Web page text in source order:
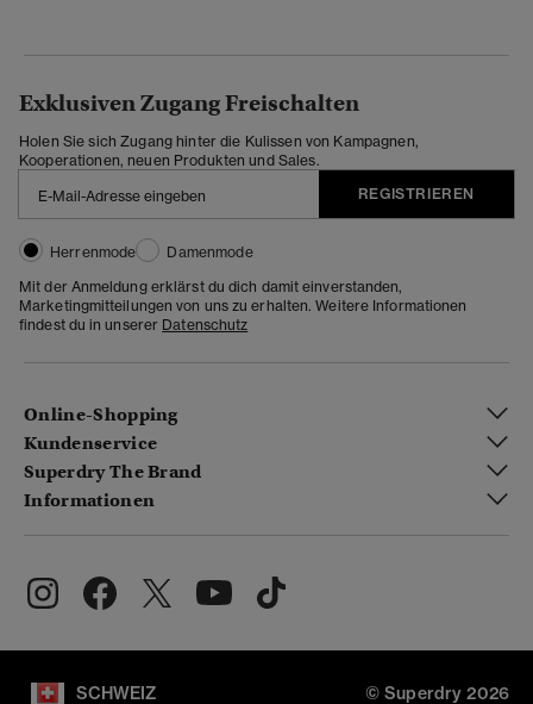
Exklusiven Zugang Freischalten
Holen Sie sich Zugang hinter die Kulissen von Kampagnen,
Kooperationen, neuen Produkten und Sales.
REGISTRIEREN
Herrenmode
Damenmode
Mit der Anmeldung erklärst du dich damit einverstanden,
Marketingmitteilungen von uns zu erhalten. Weitere Informationen
findest du in unserer Datenschutz
Online-Shopping
Kundenservice
Superdry The Brand
Informationen
SCHWEIZ © Superdry 2026